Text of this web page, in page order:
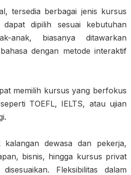
tersedia berbagai jenis kursus
dipilih sesuai kebutuhan
anak, biasanya ditawarkan
dengan metode interaktif
memilih kursus yang berfokus
TOEFL, IELTS, atau ujian
dewasa dan pekerja,
bisnis, hingga kursus privat
Fleksibilitas dalam